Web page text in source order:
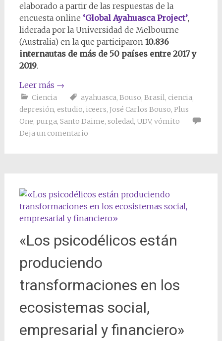
elaborado a partir de las respuestas de la
encuesta online ‘Global Ayahuasca Project’,
liderada por la Universidad de Melbourne
(Australia) en la que participaron 10.836
internautas de más de 50 países entre 2017 y
2019.
Leer más →
Ciencia ayahuasca, Bouso, Brasil, ciencia,
depresión, estudio, iceers, José Carlos Bouso, Plus
One, purga, Santo Daime, soledad, UDV,vómito
Deja un comentario
«Los psicodélicos están
produciendo
transformaciones en los
ecosistemas social,
empresarial y financiero»